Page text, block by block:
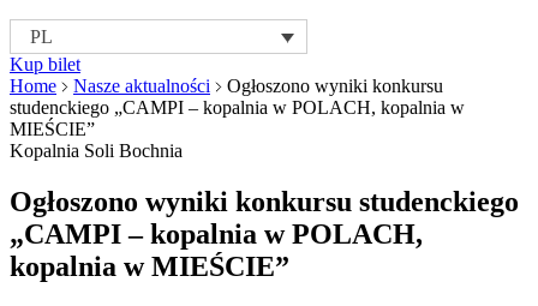
PL
Kup bilet
Home
Nasze aktualności
Ogłoszono wyniki konkursu
studenckiego „CAMPI – kopalnia w POLACH, kopalnia w
MIEŚCIE”
Kopalnia Soli Bochnia
Ogłoszono wyniki konkursu studenckiego
„CAMPI – kopalnia w POLACH,
kopalnia w MIEŚCIE”